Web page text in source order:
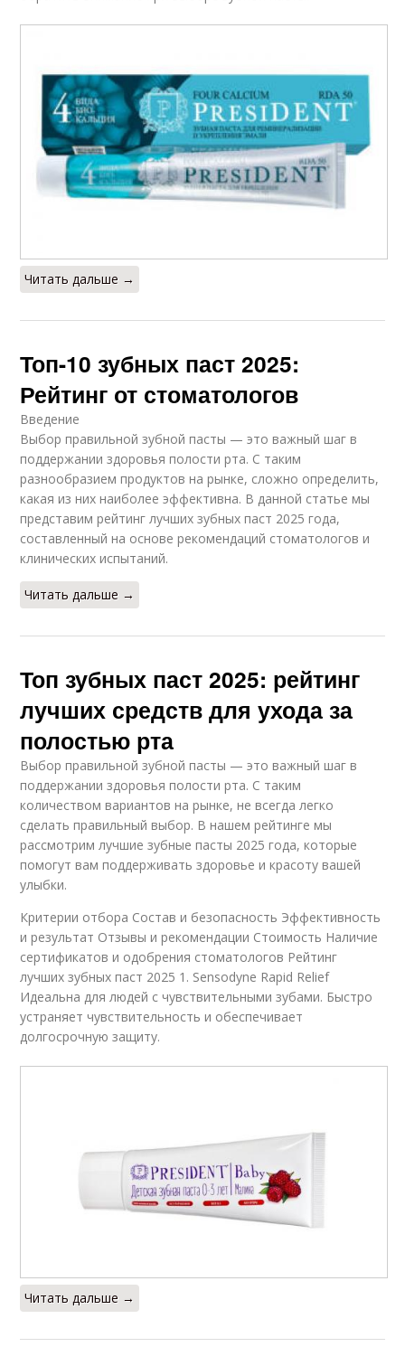
Читать дальше →
Топ-10 зубных паст 2025:
Рейтинг от стоматологов
Введение
Выбор правильной зубной пасты — это важный шаг в
поддержании здоровья полости рта. С таким
разнообразием продуктов на рынке, сложно определить,
какая из них наиболее эффективна. В данной статье мы
представим рейтинг лучших зубных паст 2025 года,
составленный на основе рекомендаций стоматологов и
клинических испытаний.
Читать дальше →
Топ зубных паст 2025: рейтинг
лучших средств для ухода за
полостью рта
Выбор правильной зубной пасты — это важный шаг в
поддержании здоровья полости рта. С таким
количеством вариантов на рынке, не всегда легко
сделать правильный выбор. В нашем рейтинге мы
рассмотрим лучшие зубные пасты 2025 года, которые
помогут вам поддерживать здоровье и красоту вашей
улыбки.
Критерии отбора Состав и безопасность Эффективность
и результат Отзывы и рекомендации Стоимость Наличие
сертификатов и одобрения стоматологов Рейтинг
лучших зубных паст 2025 1. Sensodyne Rapid Relief
Идеальна для людей с чувствительными зубами. Быстро
устраняет чувствительность и обеспечивает
долгосрочную защиту.
Читать дальше →